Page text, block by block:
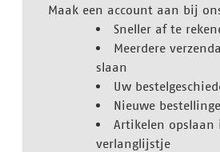
Maak een account aan bij
Sneller af te
Meerdere
slaan
Uw
Nieuwe
Artikelen opslaan
verlanglijstje